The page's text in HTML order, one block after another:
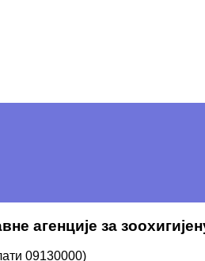
агенције за
09130000)